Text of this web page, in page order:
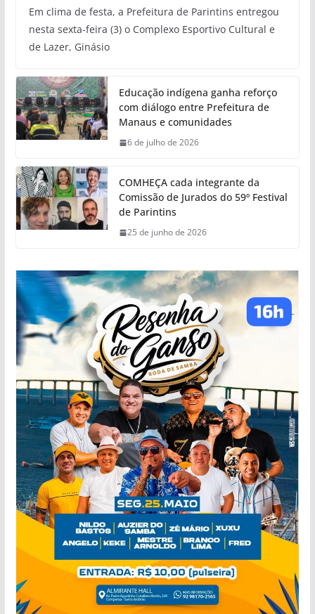
Em clima de festa, a Prefeitura de Parintins entregou
nesta sexta-feira (3) o Complexo Esportivo Cultural e
de Lazer, Ginásio
Educação indígena ganha reforço
com diálogo entre Prefeitura de
Manaus e comunidades
6 de julho de 2026
COMHEÇA cada integrante da
Comissão de Jurados do 59º Festival
de Parintins
25 de junho de 2026